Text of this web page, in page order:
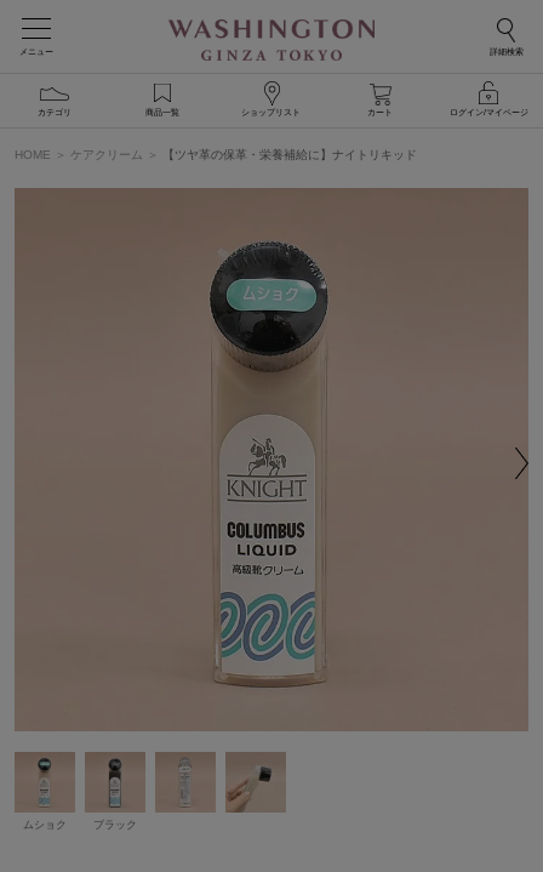
メニュー 詳細検索
カテゴリ 商品一覧 ショップリスト カート ログイン/マイページ
HOME ケアクリーム 【ツヤ革の保革・栄養補給に】ナイトリキッド
ムショク ブラック